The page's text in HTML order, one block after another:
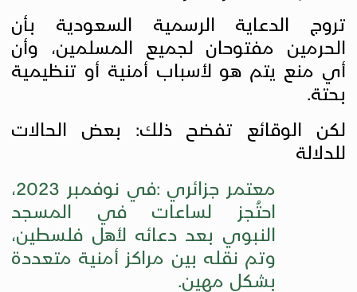
تروج الدعاية الرسمية السعودية بأن
الحرمين مفتوحان لجميع المسلمين، وأن
أي منع يتم هو لأسباب أمنية أو تنظيمية
بحتة.
لكن الوقائع تفضح ذلك: بعض الحالات
للدلالة
معتمر جزائري :
في نوفمبر 2023،
احتُجز لساعات في المسجد
النبوي بعد دعائه لأهل فلسطين،
وتم نقله بين مراكز أمنية متعددة
بشكل مهين.